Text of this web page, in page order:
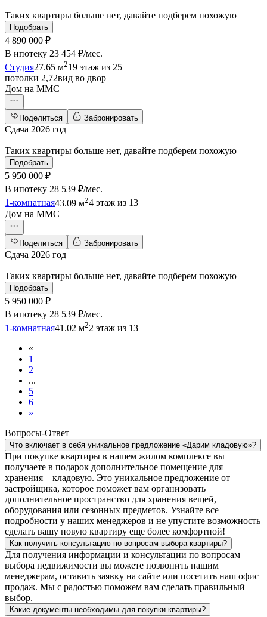
Таких квартиры больше нет, давайте подберем похожую
Подобрать
4 890 000 ₽
В ипотеку 23 454 ₽/мес.
Студия27.65 м219 этаж из 25
потолки 2,72вид во двор
Дом на ММС
Поделиться Забронировать
Сдача 2026 год
Таких квартиры больше нет, давайте подберем похожую
Подобрать
5 950 000 ₽
В ипотеку 28 539 ₽/мес.
1-комнатная43.09 м24 этаж из 13
Дом на ММС
Поделиться Забронировать
Сдача 2026 год
Таких квартиры больше нет, давайте подберем похожую
Подобрать
5 950 000 ₽
В ипотеку 28 539 ₽/мес.
1-комнатная41.02 м22 этаж из 13
«
1
2
...
5
6
»
Вопросы-Ответ
Что включает в себя уникальное предложение «Дарим кладовую»?
При покупке квартиры в нашем жилом комплексе вы
получаете в подарок дополнительное помещение для
хранения – кладовую. Это уникальное предложение от
застройщика, которое поможет вам организовать
дополнительное пространство для хранения вещей,
оборудования или сезонных предметов. Узнайте все
подробности у наших менеджеров и не упустите возможность
сделать вашу новую квартиру еще более комфортной!
Как получить консультацию по вопросам выбора квартиры?
Для получения информации и консультации по вопросам
выбора недвижимости вы можете позвонить нашим
менеджерам, оставить заявку на сайте или посетить наш офис
продаж. Мы с радостью поможем вам сделать правильный
выбор.
Какие документы необходимы для покупки квартиры?